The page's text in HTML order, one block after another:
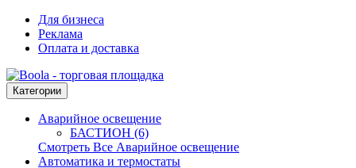
Для бизнеса
Реклама
Оплата и доставка
Категории
Аварийное освещение
БАСТИОН (6)
Смотреть Все Аварийное освещение
Автоматика и термостаты